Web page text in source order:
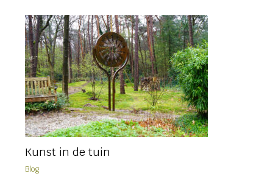
Kunst in de tuin
Blog